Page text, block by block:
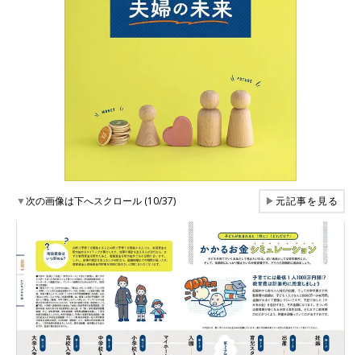
▼次の画像は下へスクロール (10/37) ▶元記事を見る